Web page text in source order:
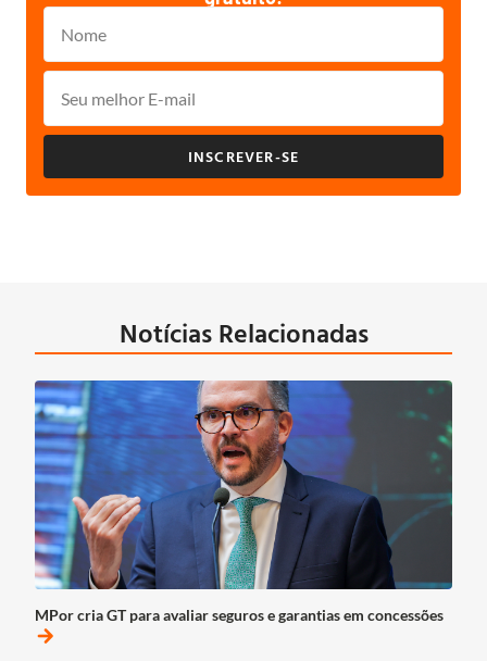
INSCREVER-SE
Notícias Relacionadas
MPor cria GT para avaliar seguros e garantias em concessões
arrow_forward